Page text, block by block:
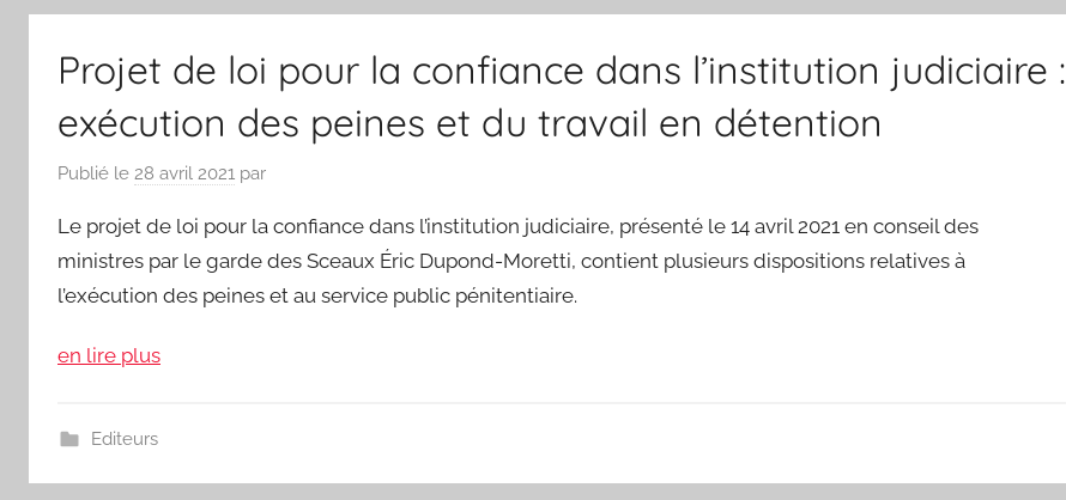
Projet de loi pour la confiance dans l’institution judiciaire :
exécution des peines et du travail en détention
Publié le 28 avril 2021 par
Le projet de loi pour la confiance dans l’institution judiciaire, présenté le 14 avril 2021 en conseil des
ministres par le garde des Sceaux Éric Dupond-Moretti, contient plusieurs dispositions relatives à
l’exécution des peines et au service public pénitentiaire.
en lire plus
Editeurs